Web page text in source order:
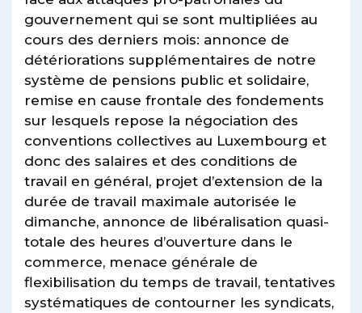
gouvernement qui se sont multipliées au
cours des derniers mois: annonce de
détériorations supplémentaires de notre
système de pensions public et solidaire,
remise en cause frontale des fondements
sur lesquels repose la négociation des
conventions collectives au Luxembourg et
donc des salaires et des conditions de
travail en général, projet d’extension de la
durée de travail maximale autorisée le
dimanche, annonce de libéralisation quasi-
totale des heures d’ouverture dans le
commerce, menace générale de
flexibilisation du temps de travail, tentatives
systématiques de contourner les syndicats,